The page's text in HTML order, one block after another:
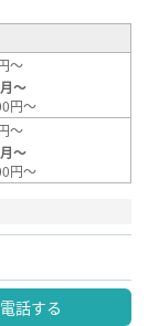
～
～
円～
～
～
円～
電話する